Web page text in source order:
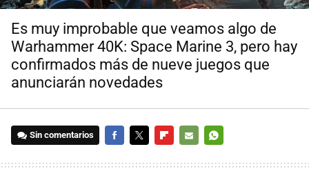
Es muy improbable que veamos algo de
Warhammer 40K: Space Marine 3, pero hay
confirmados más de nueve juegos que
anunciarán novedades
Sin comentarios